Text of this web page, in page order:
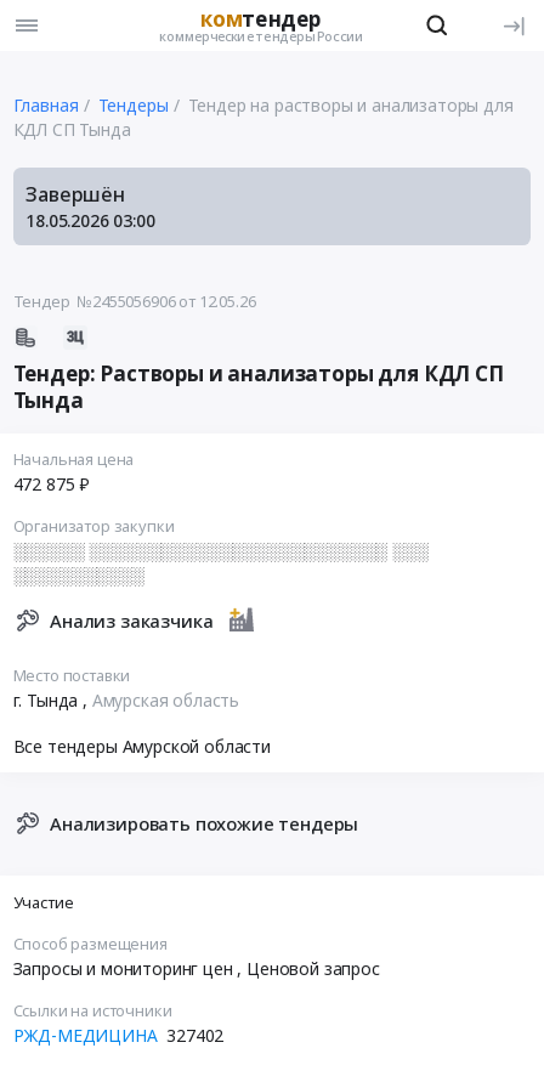
комтендер
коммерческие тендеры России
Главная Тендеры
Тендер на растворы и анализаторы для
КДЛ СП Тында
Завершён
18.05.2026 03:00
Тендер №2455056906от 12.05.26
Тендер: Растворы и анализаторы для КДЛ СП
Тында
Начальная цена
472 875 ₽
Организатор закупки
░░░░░░ ░░░░░░░░░░░░░░░░░░░░░░░░░ ░░░
░░░░░░░░░░░
Анализ заказчика
Место поставки
г. Тында , Амурская область
Все тендеры Амурской области
Анализировать похожие тендеры
Участие
Способ размещения
Запросы и мониторинг цен , Ценовой запрос
Ссылки на источники
РЖД-МЕДИЦИНА 327402